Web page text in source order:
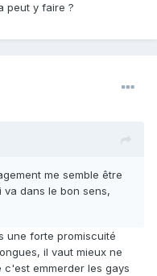
peut y faire ?
me semble être
dans le bon sens,
une forte promiscuité
il vaut mieux ne
emmerder les gays